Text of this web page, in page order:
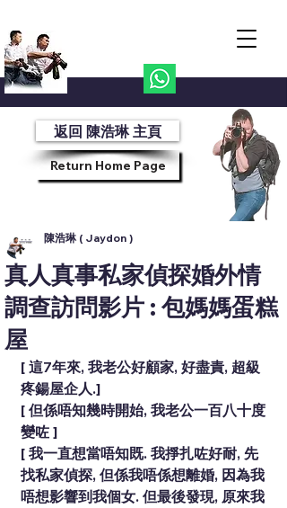
返回 陳浩琳 主頁
Return Home Page
真人真事私家偵探婚外情
調查訪問影片 : 包媽媽蛋糕
屋
陳浩琳 ( Jaydon )
[ 這7年來, 我老公好顧家, 好盡責, 超級
疼鍚屋企人.]
[ 但係唔知幾時開始, 我老公一百八十度
變咗 ]
[ 我一直想當唔知既. 我掙扎咗好耐, 先
找私家偵探, 但係我唔係想離婚, 因為我
唔想影響到我個女. 但最後發現, 原來我